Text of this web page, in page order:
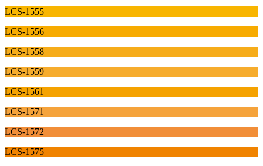
LCS-1555
LCS-1556
LCS-1558
LCS-1559
LCS-1561
LCS-1571
LCS-1572
LCS-1575